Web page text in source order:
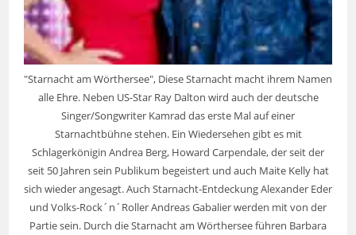
"Starnacht am Wörthersee", Diese Starnacht macht ihrem Namen
alle Ehre. Neben US-Star Ray Dalton wird auch der deutsche
Singer/Songwriter Kamrad das erste Mal auf einer
Starnachtbühne stehen. Ein Wiedersehen gibt es mit
Schlagerkönigin Andrea Berg, Howard Carpendale, der seit der
seit 50 Jahren sein Publikum begeistert und auch Maite Kelly hat
sich wieder angesagt. Auch Starnacht-Entdeckung Alexander Eder
und Volks-Rock´n´Roller Andreas Gabalier werden mit von der
Partie sein. Durch die Starnacht am Wörthersee führen Barbara